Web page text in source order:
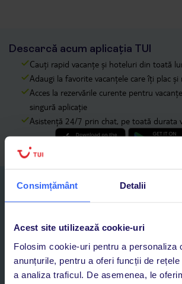
Consimțământ Detalii
Acest site utilizează cookie-uri
Folosim cookie-uri pentru a personaliza
anunțurile, pentru a oferi funcții de
a analiza traficul. De asemenea, le
Descarcă acum aplicația TUI
Cauți rapid vacanțe și hoteluri din toată
Adaugi la favorite vacanțele care îți plac și
Acces la rezervările curente pentru
singură aplicație
Asistență 24/7 prin chat, pe toată durata
Abonați-vă la
NUME SI PRENUME*
E-MAIL*
Sunt de acord cu prelucrarea datelor mele